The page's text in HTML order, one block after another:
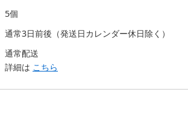
5個
通常3日前後（発送日カレンダー休日除く）
通常配送
詳細は こちら